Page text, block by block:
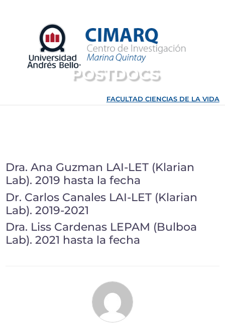
FACULTAD CIENCIAS DE LA VIDA
POSTDOCS
Dra. Ana Guzman LAI-LET (Klarian
Lab). 2019 hasta la fecha
Dr. Carlos Canales LAI-LET (Klarian
Lab). 2019-2021
Dra. Liss Cardenas LEPAM (Bulboa
Lab). 2021 hasta la fecha